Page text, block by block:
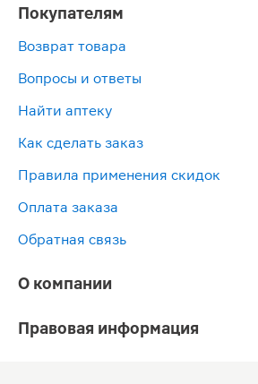
Покупателям
Возврат товара
Вопросы и ответы
Найти аптеку
Как сделать заказ
Правила применения скидок
Оплата заказа
Обратная связь
О компании
Правовая информация